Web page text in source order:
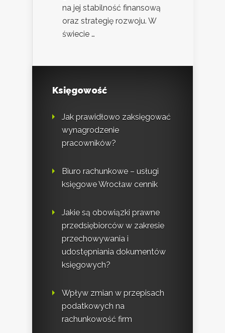
na jej stabilność finansową
oraz strategię rozwoju. W
świecie …
Księgowość
Jak prawidłowo zaksięgować
wynagrodzenie
pracowników?
Biuro rachunkowe – usługi
księgowe Wrocław cennik
Jakie są obowiązki prawne
przedsiębiorców w zakresie
przechowywania i
udostępniania dokumentów
księgowych?
Wpływ zmian w przepisach
podatkowych na
rachunkowość firm